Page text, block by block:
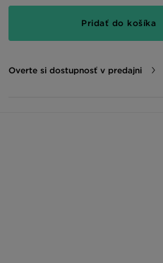
Pridať do košíka
Overte si dostupnosť v predajni